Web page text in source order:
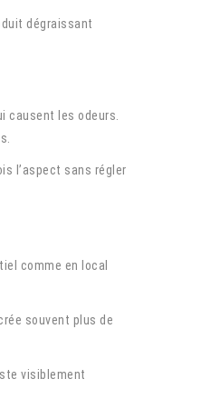
dégraissant
causent les odeurs.
l’aspect sans régler
comme en local
souvent plus de
visiblement